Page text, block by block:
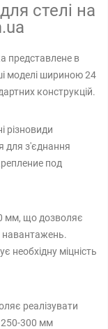
стелі на
представлене в
моделі шириною 24
конструкцій.
різновиди
для з'єднання
под
мм, що дозволяє
навантажень.
необхідну міцність
реалізувати
250-300 мм